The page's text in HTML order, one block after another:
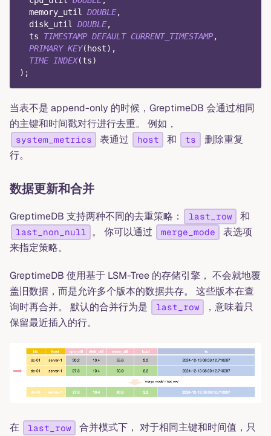
  memory_util
DOUBLE,
  disk_util
DOUBLE,
  ts
TIMESTAMP DEFAULT CURRENT_TIMESTAMP,
PRIMARY KEY( host) ,
TIME
INDEX(ts)
) ;
当表不是 append-only 的时候，GreptimeDB 会通过相同
的主键和时间戳对行进行去重。 例如，
system_metrics 表通过 host 和 ts
删除重复
行。
数据更新和合并
GreptimeDB 支持两种不同的去重策略： last_row 和
last_non_null 。 你可以通过 merge_mode
表选项
来指定策略。
GreptimeDB 使用基于 LSM-Tree 的存储引擎， 不会就地覆
盖旧数据，而是允许多个版本的数据共存。 这些版本在查
询时再合并。 默认的合并行为是
last_row
，意味着只
保留最近插入的行。
在 last_row
合并模式下， 对于相同主键和时间值，只